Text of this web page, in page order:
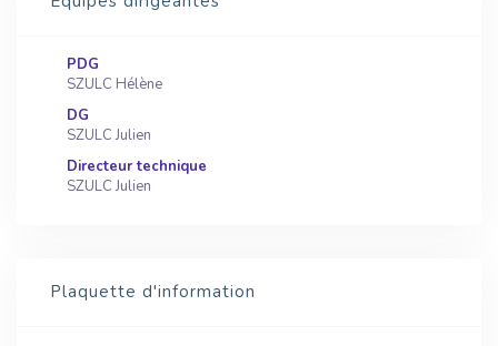
PDG
SZULC Hélène
DG
SZULC Julien
Directeur technique
SZULC Julien
Plaquette d'information